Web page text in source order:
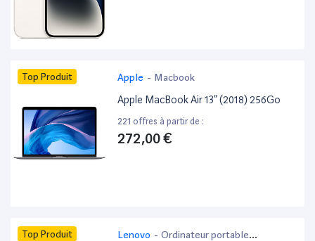
Top Produit Apple - Macbook
Apple MacBook Air 13” (2018) 256Go
221 offres à partir de :
272,00 €
Top Produit Lenovo - Ordinateur portable